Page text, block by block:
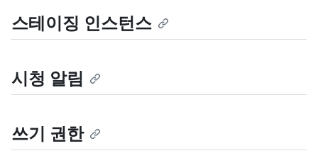
스테이징 인스턴스
시청 알림
쓰기 권한